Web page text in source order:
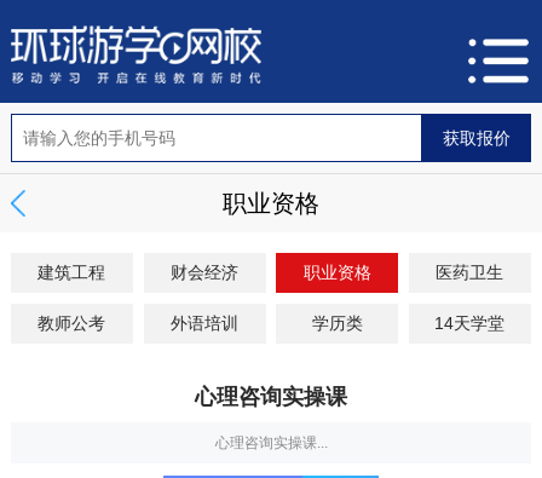
职业资格
建筑工程 财会经济 职业资格 医药卫生
教师公考 外语培训 学历类 14天学堂
心理咨询实操课
心理咨询实操课...